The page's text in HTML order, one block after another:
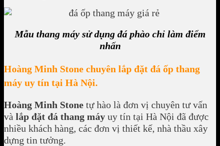
Mẫu thang máy sử dụng đá phào chỉ làm điểm
nhấn
Hoàng Minh Stone chuyên lắp đặt đá ốp thang
máy uy tín tại Hà Nội.
Hoàng Minh Stone tự hào là đơn vị chuyên tư vấn
và lắp đặt đá thang máy uy tín tại Hà Nội đã được
nhiều khách hàng, các đơn vị thiết kế, nhà thầu xây
dựng tin tưởng.